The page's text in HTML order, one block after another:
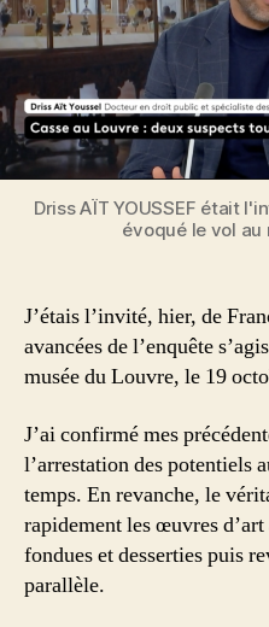
Driss AÏT YOUSSEF était
évoqué le vol au
J’étais l’invité, hier, de
avancées de l’enquête
musée du Louvre, le 19
J’ai confirmé mes
l’arrestation des potentiels
temps. En revanche, le
rapidement les œuvres
fondues et desserties puis
parallèle.